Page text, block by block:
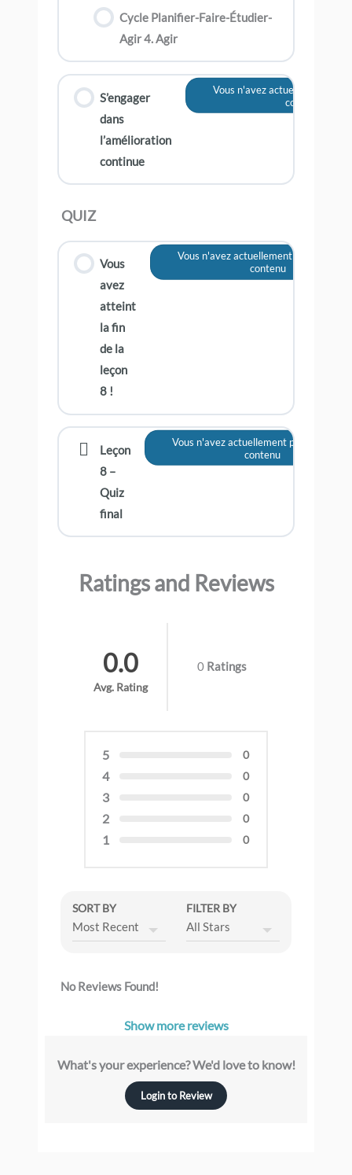
Cycle Planifier-Faire-Étudier-
Agir 4. Agir
S’engager
dans
l’amélioration
continue
Vous n'avez actuellement pas
contenu
QUIZ
Vous
avez
atteint
la fin
de la
leçon
8 !
Vous n'avez actuellement pas accès à
contenu
Leçon
8 –
Quiz
final
Vous n'avez actuellement pas accès à
contenu
Ratings and Reviews
0.0
Avg. Rating
0 Ratings
5 0
4 0
3 0
2 0
1 0
SORT BY FILTER BY
No Reviews Found!
Show more reviews
What's your experience? We'd love to know!
Login to Review